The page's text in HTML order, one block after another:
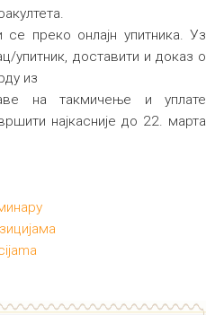
се преко онлајн упитника. Уз
упитник, доставити и доказ о
из
на такмичење и уплате
најкасније до 22. марта